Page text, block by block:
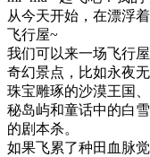
从今天开始，在漂浮
飞行屋~
我们可以来一场飞行
奇幻景点，比如永夜
珠宝雕琢的沙漠王国
秘岛屿和童话中的白
的剧本杀。
如果飞累了种田血脉